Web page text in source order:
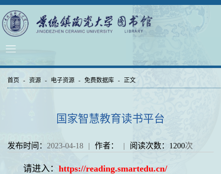
首页 - 资源 - 电子资源 - 免费数据库 - 正文
国家智慧教育读书平台
发布时间： 2023-04-18 | 作者： | 阅读次数： 1200次
请进入： https://reading.smartedu.cn/